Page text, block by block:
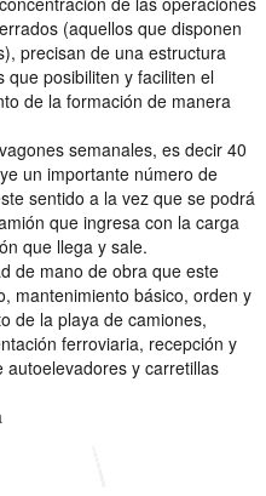
(aquellos que disponen
precisan de una estructura
que posibiliten y faciliten el
de la formación de manera
semanales, es decir 40
un importante número de
sentido a la vez que se podrá
que ingresa con la carga
que llega y sale.
de mano de obra que este
mantenimiento básico, orden y
de la playa de camiones,
ferroviaria, recepción y
y carretillas